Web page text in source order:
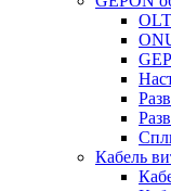
OLT
Кабель